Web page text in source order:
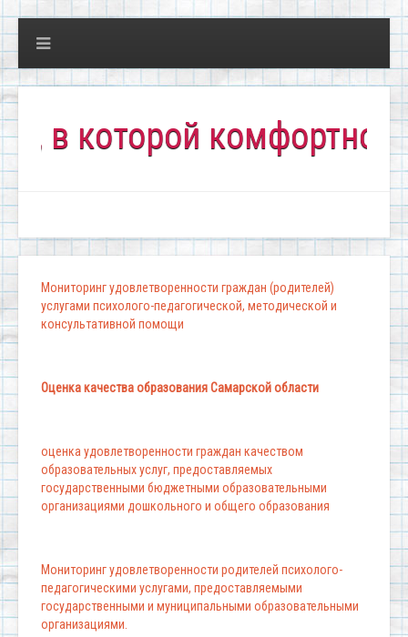
комфортно
Мониторинг удовлетворенности граждан (родителей)
услугами психолого-педагогической, методической и
консультативной помощи
Оценка качества образования Самарской области
оценка удовлетворенности граждан качеством
образовательных услуг, предоставляемых
государственными бюджетными образовательными
организациями дошкольного и общего образования
Мониторинг удовлетворенности родителей психолого-
педагогическими услугами, предоставляемыми
государственными и муниципальными образовательными
организациями.